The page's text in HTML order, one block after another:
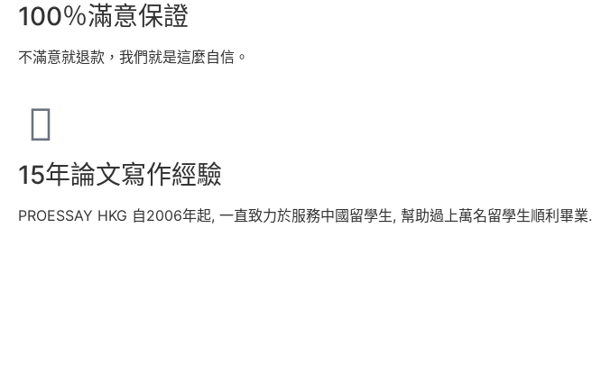
100％滿意保證
不滿意就退款，我們就是這麼自信。
15年論文寫作經驗
PROESSAY HKG 自2006年起, 一直致力於服務中國留學生, 幫助過上萬名留學生順利畢業.